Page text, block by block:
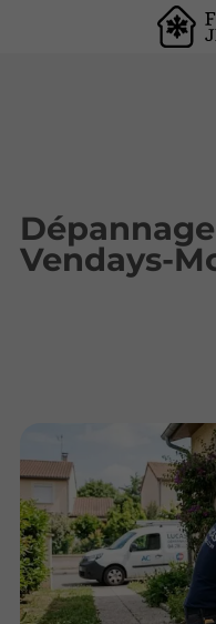
Vendays-